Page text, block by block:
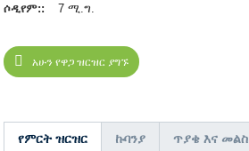
ሶዲየም::
7 ሚ.ግ.
አሁን የዋጋ ዝርዝር ያግኙ
የምርት ዝርዝር ኩባንያ ጥያቄ እና መልስ